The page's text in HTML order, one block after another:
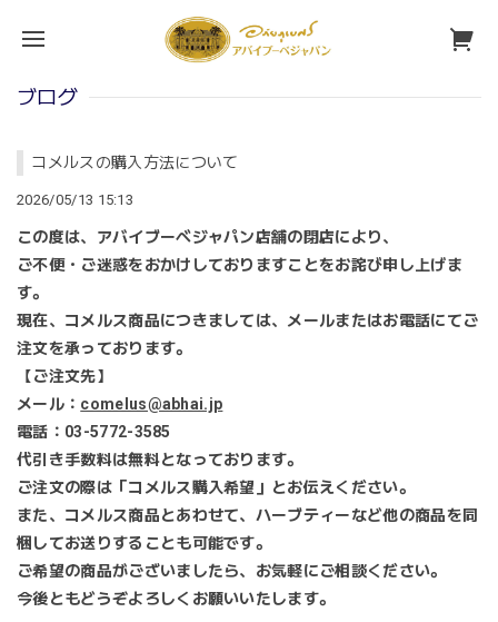
ブログ
コメルスの購入方法について
2026/05/13 15:13
この度は、アバイブーベジャパン店舗の閉店により、
ご不便・ご迷惑をおかけしておりますことをお詫び申し上げま
す。
現在、コメルス商品につきましては、メールまたはお電話にてご
注文を承っております。
【ご注文先】
メール： comelus@abhai.jp
電話：03-5772-3585
代引き手数料は無料となっております。
ご注文の際は「コメルス購入希望」とお伝えください。
また、コメルス商品とあわせて、ハーブティーなど他の商品を同
梱してお送りすることも可能です。
ご希望の商品がございましたら、お気軽にご相談ください。
今後ともどうぞよろしくお願いいたします。